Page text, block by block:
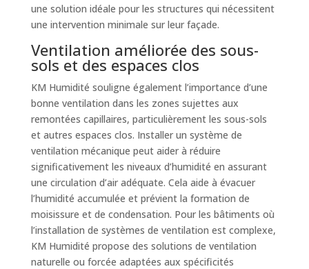
une solution idéale pour les structures qui nécessitent
une intervention minimale sur leur façade.
Ventilation améliorée des sous-
sols et des espaces clos
KM Humidité souligne également l’importance d’une
bonne ventilation dans les zones sujettes aux
remontées capillaires, particulièrement les sous-sols
et autres espaces clos. Installer un système de
ventilation mécanique peut aider à réduire
significativement les niveaux d’humidité en assurant
une circulation d’air adéquate. Cela aide à évacuer
l’humidité accumulée et prévient la formation de
moisissure et de condensation. Pour les bâtiments où
l’installation de systèmes de ventilation est complexe,
KM Humidité propose des solutions de ventilation
naturelle ou forcée adaptées aux spécificités